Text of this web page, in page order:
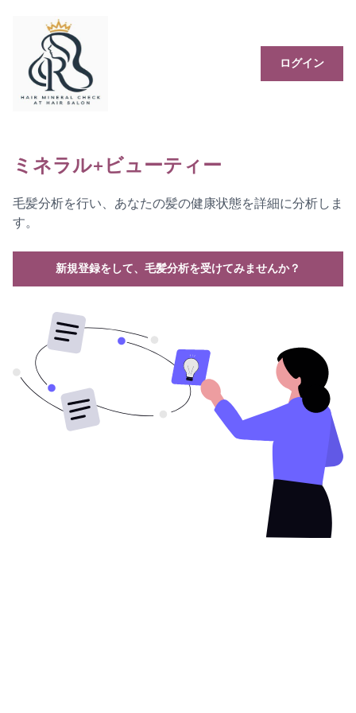
ログイン
ミネラル+ビューティー
毛髪分析を行い、あなたの髪の健康状態を詳細に分析しま
す。
新規登録をして、毛髪分析を受けてみませんか？